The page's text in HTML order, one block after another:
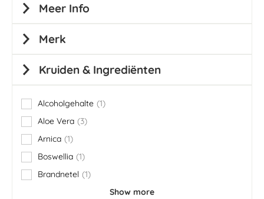
Meer Info
Merk
Kruiden & Ingrediënten
Alcoholgehalte 1
item
Aloe Vera
3
items
Arnica 1
item
Boswellia 1
item
Brandnetel
1
item
Show more